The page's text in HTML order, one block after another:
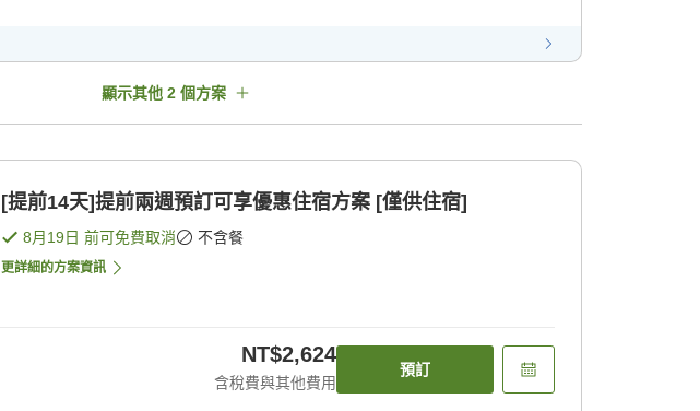
顯示其他 2 個方案
[提前14天]提前兩週預訂可享優惠住宿方案 [僅供住宿]
8月19日 前可免費取消 不含餐
更詳細的方案資訊
NT$2,624
含稅費與其他費用
預訂